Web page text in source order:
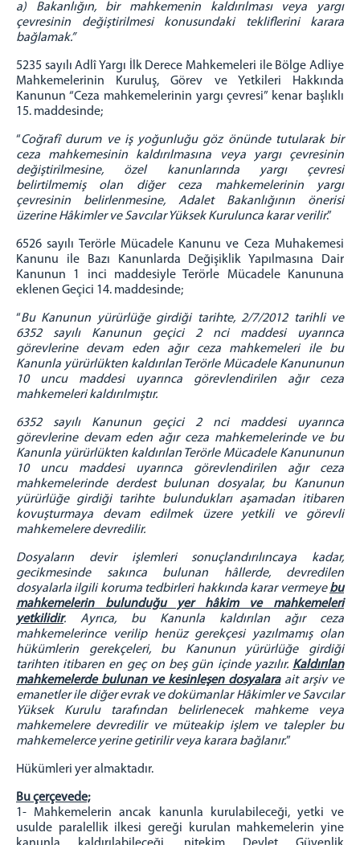
a) Bakanlığın, bir mahkemenin kaldırılması veya yargı
çevresinin değiştirilmesi konusundaki tekliflerini karara
bağlamak.”
5235 sayılı Adlî Yargı İlk Derece Mahkemeleri ile Bölge Adliye
Mahkemelerinin Kuruluş, Görev ve Yetkileri Hakkında
Kanunun “Ceza mahkemelerinin yargı çevresi” kenar başlıklı
15. maddesinde;
“Coğrafî durum ve iş yoğunluğu göz önünde tutularak bir
ceza mahkemesinin kaldırılmasına veya yargı çevresinin
değiştirilmesine, özel kanunlarında yargı çevresi
belirtilmemiş olan diğer ceza mahkemelerinin yargı
çevresinin belirlenmesine, Adalet Bakanlığının önerisi
üzerine Hâkimler ve Savcılar Yüksek Kurulunca karar verilir.”
6526 sayılı Terörle Mücadele Kanunu ve Ceza Muhakemesi
Kanunu ile Bazı Kanunlarda Değişiklik Yapılmasına Dair
Kanunun 1 inci maddesiyle Terörle Mücadele Kanununa
eklenen Geçici 14. maddesinde;
“Bu Kanunun yürürlüğe girdiği tarihte, 2/7/2012 tarihli ve
6352 sayılı Kanunun geçici 2 nci maddesi uyarınca
görevlerine devam eden ağır ceza mahkemeleri ile bu
Kanunla yürürlükten kaldırılan Terörle Mücadele Kanununun
10 uncu maddesi uyarınca görevlendirilen ağır ceza
mahkemeleri kaldırılmıştır.
6352 sayılı Kanunun geçici 2 nci maddesi uyarınca
görevlerine devam eden ağır ceza mahkemelerinde ve bu
Kanunla yürürlükten kaldırılan Terörle Mücadele Kanununun
10 uncu maddesi uyarınca görevlendirilen ağır ceza
mahkemelerinde derdest bulunan dosyalar, bu Kanunun
yürürlüğe girdiği tarihte bulundukları aşamadan itibaren
kovuşturmaya devam edilmek üzere yetkili ve görevli
mahkemelere devredilir.
Dosyaların devir işlemleri sonuçlandırılıncaya kadar,
gecikmesinde sakınca bulunan hâllerde, devredilen
dosyalarla ilgili koruma tedbirleri hakkında karar vermeyebu
mahkemelerin bulunduğu yer hâkim ve mahkemeleri
yetkilidir. Ayrıca, bu Kanunla kaldırılan ağır ceza
mahkemelerince verilip henüz gerekçesi yazılmamış olan
hükümlerin gerekçeleri, bu Kanunun yürürlüğe girdiği
tarihten itibaren en geç on beş gün içinde yazılır. Kaldırılan
mahkemelerde bulunan ve kesinleşen dosyalaraait arşiv ve
emanetler ile diğer evrak ve dokümanlar Hâkimler ve Savcılar
Yüksek Kurulu tarafından belirlenecek mahkeme veya
mahkemelere devredilir ve müteakip işlem ve talepler bu
mahkemelerce yerine getirilir veya karara bağlanır.”
Hükümleri yer almaktadır.
Bu çerçevede;
1- Mahkemelerin ancak kanunla kurulabileceği, yetki ve
usulde paralellik ilkesi gereği kurulan mahkemelerin yine